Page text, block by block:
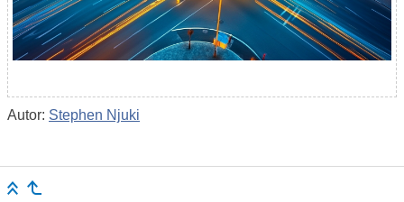
Autor: Stephen Njuki